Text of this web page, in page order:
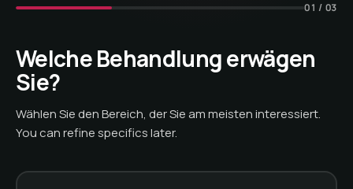
01 / 03
Welche Behandlung erwägen
Sie?
Wählen Sie den Bereich, der Sie am meisten interessiert.
You can refine specifics later.